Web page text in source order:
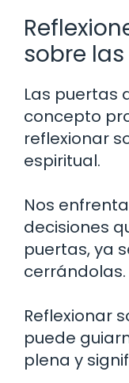
sobre
Las puertas
concepto
reflexionar
espiritual.
Nos
decisiones
puertas, ya
cerrándolas.
Reflexionar
puede
plena y